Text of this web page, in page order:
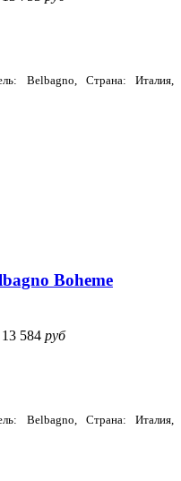
Belbagno, Страна: Италия,
Boheme
13 584 руб
Belbagno, Страна: Италия,